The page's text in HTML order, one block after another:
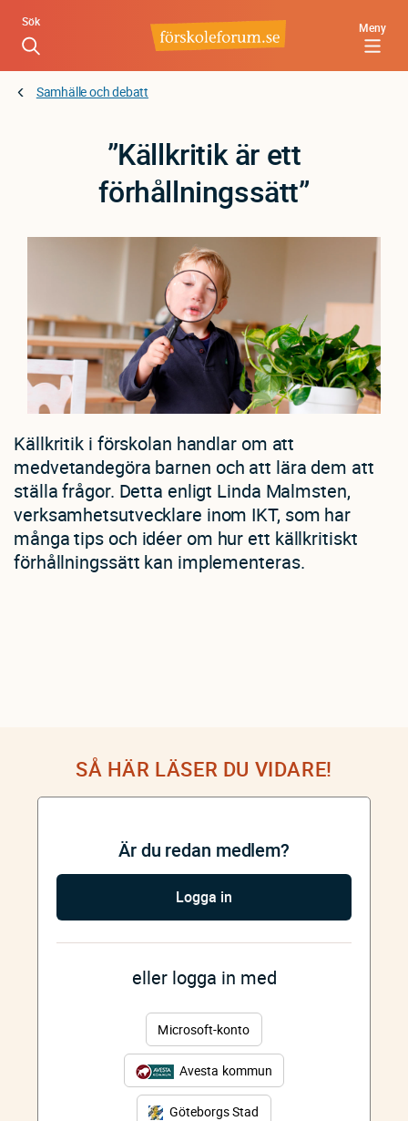
Hoppa
huvudinnehåll
Meny
Sök
Samhälle och debatt
”Källkritik är ett
förhållningssätt”
Källkritik i förskolan handlar om att
medvetandegöra barnen och att lära dem att
ställa frågor. Detta enligt Linda Malmsten,
verksamhetsutvecklare inom IKT, som har
många tips och idéer om hur ett källkritiskt
förhållningssätt kan implementeras.
SÅ HÄR LÄSER DU VIDARE!
Är du redan medlem?
Logga in
eller logga in med
Microsoft-konto
Avesta kommun
Göteborgs Stad